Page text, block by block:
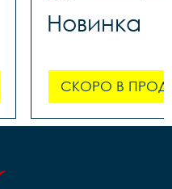
Новинка
СКОРО В